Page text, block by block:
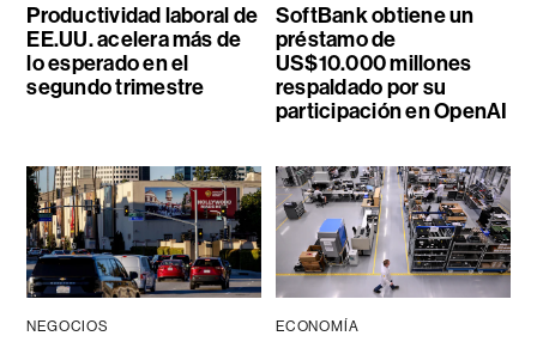
Productividad laboral de
EE.UU. acelera más de
lo esperado en el
segundo trimestre
SoftBank obtiene un
préstamo de
US$10.000 millones
respaldado por su
participación en OpenAI
NEGOCIOS ECONOMÍA